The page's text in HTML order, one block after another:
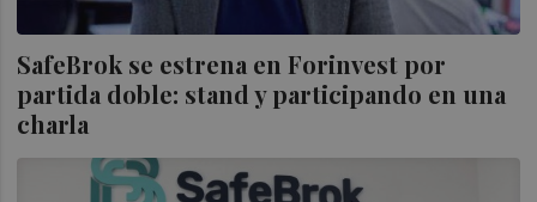
SafeBrok se estrena en Forinvest por
partida doble: stand y participando en una
charla